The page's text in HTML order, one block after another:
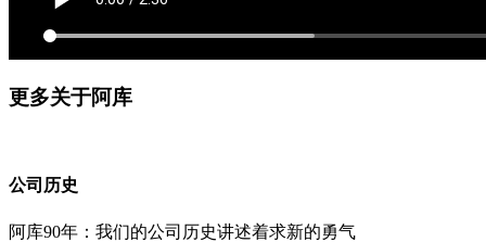
更多关于阿库
公司历史
阿库90年：我们的公司历史讲述着求新的勇气